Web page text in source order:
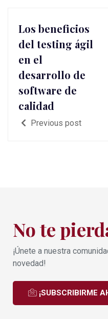
Los beneficios
del testing ágil
en el
desarrollo de
software de
calidad
Previous post
No te
¡Únete a nuestra
novedad!
¡SUBSCRIBIRME